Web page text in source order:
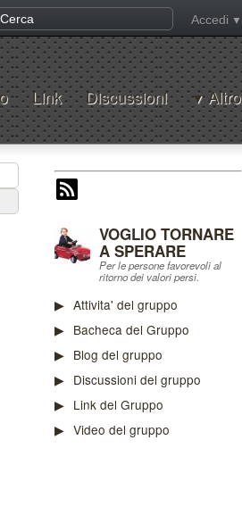
Accedi
Link Discussioni Altro
VOGLIO TORNARE
A SPERARE
Per le persone favorevoli al
ritorno dei valori persi.
Attivita' del gruppo
Bacheca del Gruppo
Blog del gruppo
Discussioni del gruppo
Link del Gruppo
Video del gruppo